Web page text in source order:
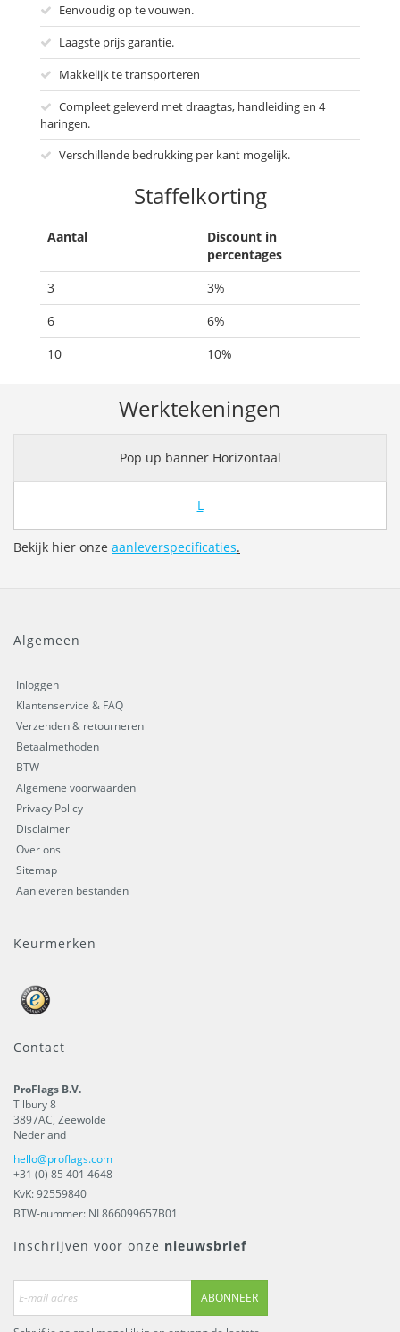
Eenvoudig op te vouwen.
Laagste prijs garantie.
Makkelijk te transporteren
Compleet geleverd met draagtas, handleiding en 4
haringen.
Verschillende bedrukking per kant mogelijk.
Staffelkorting
Aantal
Discount in
percentages
3
3%
6
6%
10
10%
Werktekeningen
Pop up banner Horizontaal
L
Bekijk hier onze aanleverspecificaties.
Algemeen
Inloggen
Klantenservice & FAQ
Verzenden & retourneren
Betaalmethoden
BTW
Algemene voorwaarden
Privacy Policy
Disclaimer
Over ons
Sitemap
Aanleveren bestanden
Keurmerken
Contact
ProFlags B.V.
Tilbury 8
3897AC, Zeewolde
Nederland
hello@proflags.com
+31 (0) 85 401 4648
KvK: 92559840
BTW-nummer: NL866099657B01
Inschrijven voor onze nieuwsbrief
ABONNEER